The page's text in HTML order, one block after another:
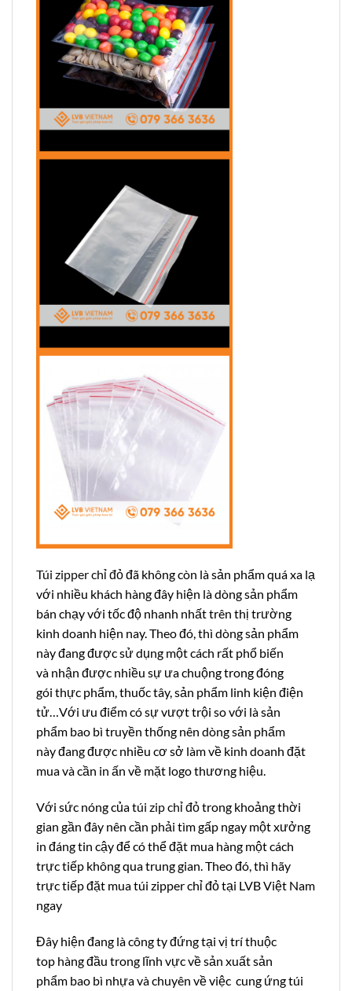
Túi zipper chỉ đỏđã không còn là sản phẩm quá xa lạ
với nhiều khách hàng đây hiện là dòng sản phẩm
bán chạy với tốc độ nhanh nhất trên thị trường
kinh doanh hiện nay. Theo đó, thì dòng sản phẩm
này đang được sử dụng một cách rất phổ biến
và nhận được nhiều sự ưa chuộng trong đóng
gói thực phẩm, thuốc tây, sản phẩm linh kiện điện
tử…Với ưu điểm có sự vượt trội so với là sản
phẩm bao bì truyền thống nên dòng sản phẩm
này đang được nhiều cơ sở làm về kinh doanh đặt
mua và cần in ấn về mặt logo thương hiệu.
Với sức nóng của túi zip chỉ đỏtrong khoảng thời
gian gần đây nên cần phải tìm gấp ngay một xưởng
in đáng tin cậy để có thể đặt mua hàng một cách
trực tiếp không qua trung gian. Theo đó, thì hãy
trực tiếp đặt mua túi zipper chỉ đỏ tại LVB Việt Nam
ngay
Đây hiện đang là công ty đứng tại vị trí thuộc
top hàng đầu trong lĩnh vực về sản xuất sản
phẩm bao bì nhựa và chuyên về việc cung ứng túi